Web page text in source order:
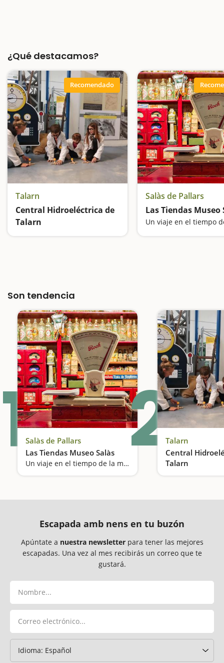
¿Qué destacamos?
Recomendado
Talarn
Central Hidroeléctrica de
Talarn
Salàs de Pallars
Las Tiendas Museo
Son tendencia
1Salàs de Pallars
Las Tiendas Museo Salàs
Un viaje en el tiempo de la mano del comercio tradicional2Talarn
Central
Talarn
Ponemos luz a
Escapada amb nens en tu buzón
Apúntate a nuestra newsletterpara tener las mejores
escapadas. Una vez al mes recibirás un correo que te
gustará.